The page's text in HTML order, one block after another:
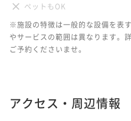
ペットもOK
※施設の特徴は一般的な設備を表
やサービスの範囲は異なります。
ご予約くださいませ。
アクセス・周辺情報